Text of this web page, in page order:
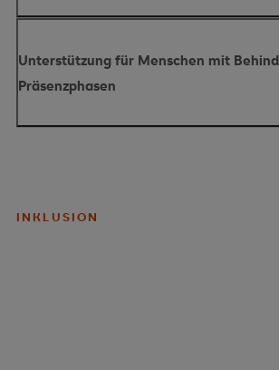
Unterstützung für Menschen mit
Präsenzphasen
INKLUSION